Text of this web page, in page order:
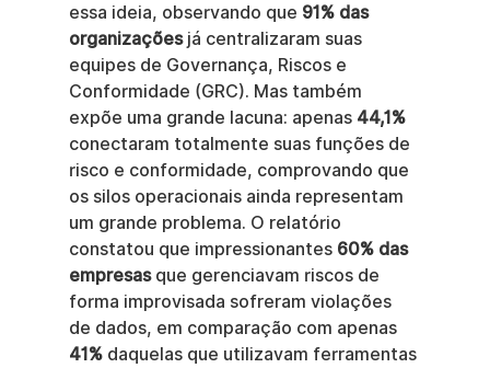
essa ideia, observando que 91% das
organizações já centralizaram suas
equipes de Governança, Riscos e
Conformidade (GRC). Mas também
expõe uma grande lacuna: apenas 44,1%
conectaram totalmente suas funções de
risco e conformidade, comprovando que
os silos operacionais ainda representam
um grande problema. O relatório
constatou que impressionantes 60% das
empresas que gerenciavam riscos de
forma improvisada sofreram violações
de dados, em comparação com apenas
41% daquelas que utilizavam ferramentas